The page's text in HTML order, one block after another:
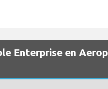
Enterprise en